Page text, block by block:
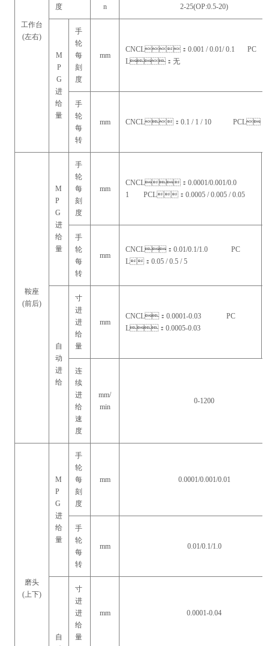
工作台
(左右)
度
n
2-25(OP:0.5-20)
M
P
G
进
给
量
手
轮
每
刻
度
mm
CNCL：0.001 / 0.01/ 0.1 PC
L：无
手
轮
每
转
mm CNCL：0.1 / 1 / 10 PCL：
鞍座
(前后)
M
P
G
进
给
量
手
轮
每
刻
度
mm
CNCL：0.0001/0.001/0.0
1 PCL：0.0005 / 0.005 / 0.05
手
轮
每
转
mm
CNCL：0.01/0.1/1.0 PC
L：0.05 / 0.5 / 5
自
动
进
给
寸
进
进
给
量
mm
CNCL：0.0001-0.03 PC
L：0.0005-0.03
连
续
进
给
速
度
mm/
min
0-1200
磨头
(上下)
M
P
G
进
给
量
手
轮
每
刻
度
mm 0.0001/0.001/0.01
手
轮
每
转
mm 0.01/0.1/1.0
自
寸
进
进
给
量
mm 0.0001-0.04